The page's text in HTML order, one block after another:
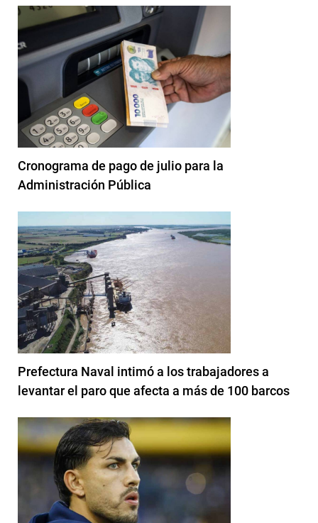
Cronograma de pago de julio para la
Administración Pública
Prefectura Naval intimó a los trabajadores a
levantar el paro que afecta a más de 100 barcos